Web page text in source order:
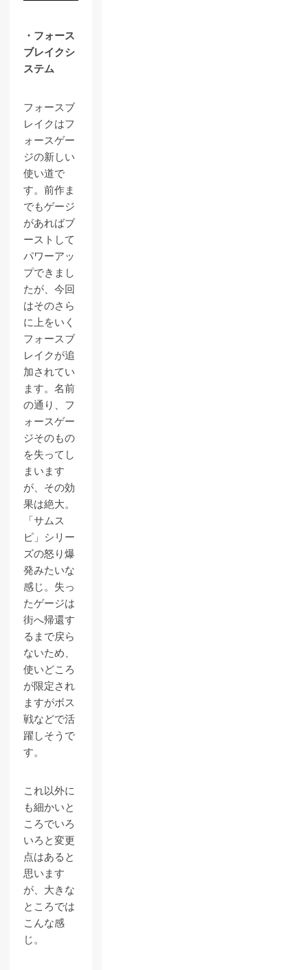
・フォース
ブレイクシ
ステム
フォースブ
レイクはフ
ォースゲー
ジの新しい
使い道で
す。前作ま
でもゲージ
があればブ
ーストして
パワーアッ
プできまし
たが、今回
はそのさら
に上をいく
フォースブ
レイクが追
加されてい
ます。名前
の通り、フ
ォースゲー
ジそのもの
を失ってし
まいます
が、その効
果は絶大。
「サムス
ピ」シリー
ズの怒り爆
発みたいな
感じ。失っ
たゲージは
街へ帰還す
るまで戻ら
ないため、
使いどころ
が限定され
ますがボス
戦などで活
躍しそうで
す。
これ以外に
も細かいと
ころでいろ
いろと変更
点はあると
思います
が、大きな
ところでは
こんな感
じ。